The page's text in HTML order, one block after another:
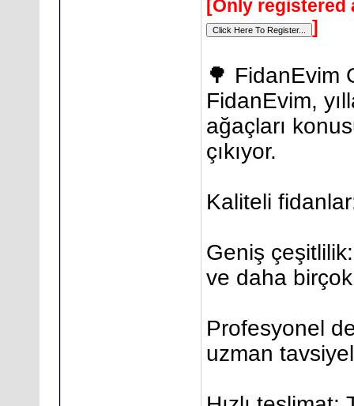
[Only registered
]
🌳 FidanEvim
FidanEvim,
ağaçları
çıkıyor.
Kaliteli
Geniş
ve daha
Profesyonel
uzman